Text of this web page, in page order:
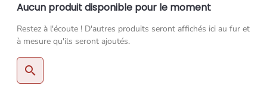
Aucun produit disponible pour le moment
Restez à l'écoute ! D'autres produits seront affichés ici au fur et
à mesure qu'ils seront ajoutés.
search